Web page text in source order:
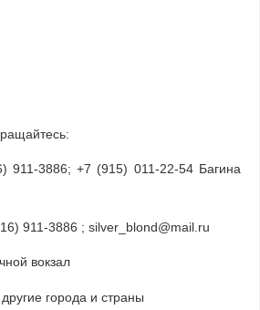
911-3886; +7 (915) 011-22-54 Багина
911-3886 ; silver_blond@mail.ru
вокзал
города и страны